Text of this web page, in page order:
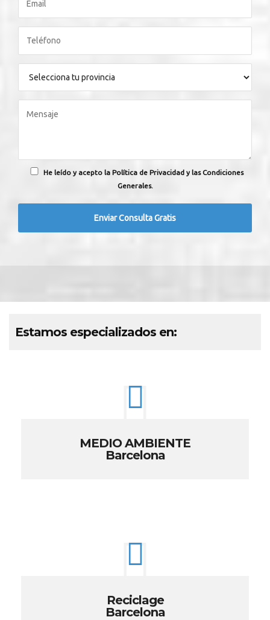
He leído y acepto la Política de Privacidad y las Condiciones
Generales.
Estamos especializados en:
MEDIO AMBIENTE
Barcelona
Reciclage
Barcelona